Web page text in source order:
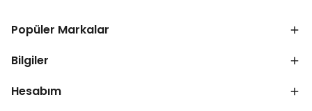
Popüler Markalar
Bilgiler
Hesabım